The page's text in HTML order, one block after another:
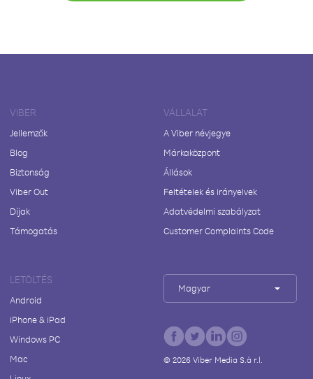
VIBER
Jellemzők
Blog
Biztonság
Viber Out
Díjak
Támogatás
VÁLLALAT
A Viber névjegye
Márkaközpont
Állások
Feltételek és irányelvek
Adatvédelmi szabályzat
Customer Complaints Code
LETÖLTÉS
Android
iPhone & iPad
Windows PC
Mac
Magyar
© 2026Viber Media S.à r.l.